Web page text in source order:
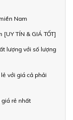
Nam
TÍN & GIÁ TỐT]
lượng với số lượng
với giá cả phải
rẻ nhất